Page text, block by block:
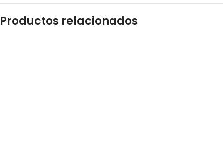
Productos relacionados